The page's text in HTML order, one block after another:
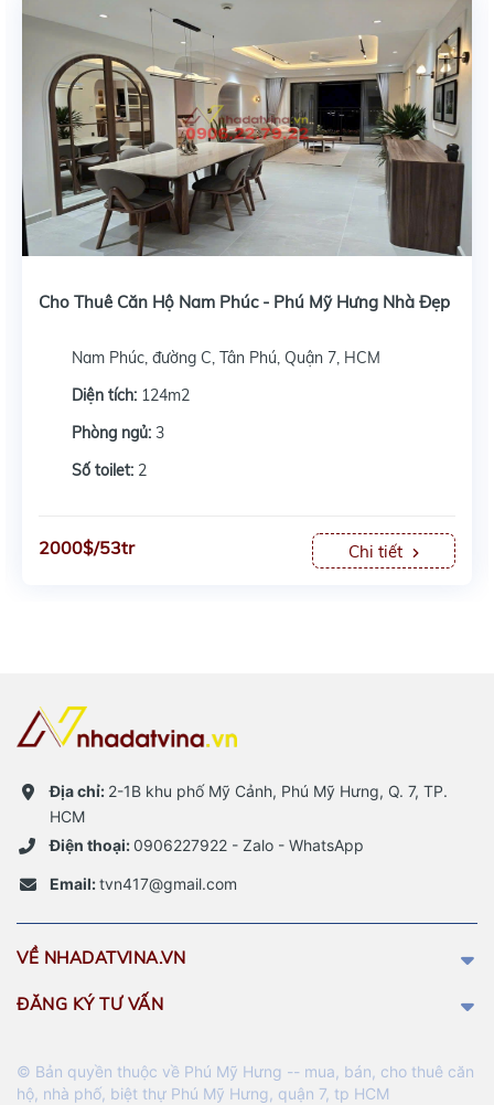
Cho Thuê Căn Hộ Nam Phúc - Phú Mỹ Hưng Nhà Đẹp
Nam Phúc, đường C, Tân Phú, Quận 7, HCM
Diện tích: 124m2
Phòng ngủ: 3
Số toilet: 2
2000$/53tr Chi tiết
Địa chỉ: 2-1B khu phố Mỹ Cảnh, Phú Mỹ Hưng, Q. 7, TP.
HCM
Điện thoại:0906227922 - Zalo - WhatsApp
Email:tvn417@gmail.com
VỀ NHADATVINA.VN
ĐĂNG KÝ TƯ VẤN
© Bản quyền thuộc về Phú Mỹ Hưng -- mua, bán, cho thuê căn
hộ, nhà phố, biệt thự Phú Mỹ Hưng, quận 7, tp HCM